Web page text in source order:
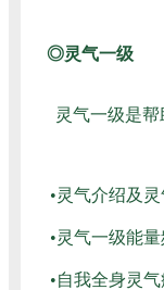
◎灵气一级
灵气一级是
•灵气介绍及
•灵气一级能
•自我全身灵